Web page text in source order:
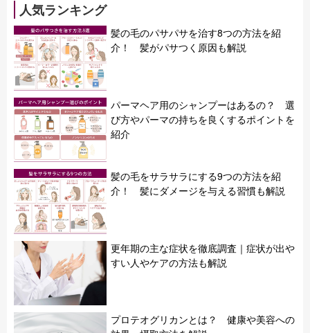
人気ランキング
髪の毛のパサパサを治す8つの方法を紹
介！ 髪がパサつく原因も解説
パーマヘア用のシャンプーはあるの？ 選
び方やパーマの持ちを良くするポイントを
紹介
髪の毛をサラサラにする9つの方法を紹
介！ 髪にダメージを与える習慣も解説
更年期の主な症状を徹底調査｜症状が出や
すい人やケアの方法も解説
プロテオグリカンとは？ 健康や美容への